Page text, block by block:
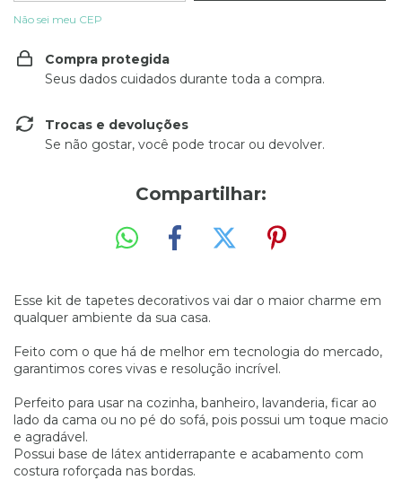
Não sei meu CEP
Compra protegida
Seus dados cuidados durante toda a compra.
Trocas e devoluções
Se não gostar, você pode trocar ou devolver.
Compartilhar:
Esse kit de tapetes decorativos vai dar o maior charme em
qualquer ambiente da sua casa.
Feito com o que há de melhor em tecnologia do mercado,
garantimos cores vivas e resolução incrível.
Perfeito para usar na cozinha, banheiro, lavanderia, ficar ao
lado da cama ou no pé do sofá, pois possui um toque macio
e agradável.
Possui base de látex antiderrapante e acabamento com
costura roforçada nas bordas.